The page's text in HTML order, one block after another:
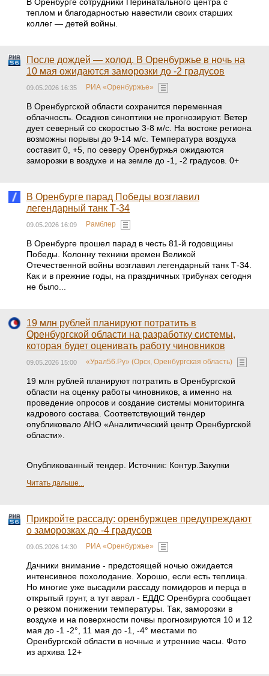
теплом и благодарностью навестили своих старших
коллег — детей войны.
После дождей — холод. В Оренбуржье в ночь на
10 мая ожидаются заморозки до -2 градусов
09.05.2026 16:35 РИА «Оренбуржье»
В Оренбургской области сохранится переменная
облачность. Осадков синоптики не прогнозируют. Ветер
дует северный со скоростью 3-8 м/с. На востоке региона
возможны порывы до 9-14 м/с. Температура воздуха
составит 0, +5, по северу Оренбуржья ожидаются
заморозки в воздухе и на земле до -1, -2 градусов. 0+
В Оренбурге парад Победы возглавил
легендарный танк Т-34
09.05.2026 16:09 Рамблер
В Оренбурге прошел парад в честь 81-й годовщины
Победы. Колонну техники времен Великой
Отечественной войны возглавил легендарный танк Т-34.
Как и в прежние годы, на праздничных трибунах сегодня
не было...
19 млн рублей планируют потратить в
Оренбургской области на разработку системы,
которая будет оценивать работу чиновников
09.05.2026 15:00 «Урал56.Ру» (Орск, Оренбургская область)
19 млн рублей планируют потратить в Оренбургской
области на оценку работы чиновников, а именно на
проведение опросов и создание системы мониторинга
кадрового состава. Соответствующий тендер
опубликовало АНО «Аналитический центр Оренбургской
области».
Опубликованный тендер. Источник: Контур.Закупки
Читать дальше...
Прикройте рассаду: оренбуржцев предупреждают
о заморозках до -4 градусов
09.05.2026 14:30 РИА «Оренбуржье»
Дачники внимание - предстоящей ночью ожидается
интенсивное похолодание. Хорошо, если есть теплица.
Но многие уже высадили рассаду помидоров и перца в
открытый грунт, а тут аврал - ЕДДС Оренбурга сообщает
о резком понижении температуры. Так, заморозки в
воздухе и на поверхности почвы прогнозируются 10 и 12
мая до -1 -2°, 11 мая до -1, -4° местами по
Оренбургской области в ночные и утренние часы. Фото
из архива 12+